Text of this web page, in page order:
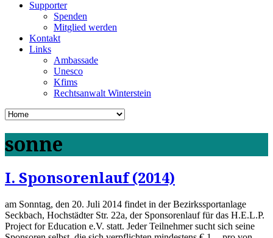
Supporter
Spenden
Mitglied werden
Kontakt
Links
Ambassade
Unesco
Kfims
Rechtsanwalt Winterstein
sonne
I. Sponsorenlauf (2014)
am Sonntag, den 20. Juli 2014 findet in der Bezirkssportanlage
Seckbach, Hochstädter Str. 22a, der Sponsorenlauf für das H.E.L.P.
Project for Education e.V. statt. Jeder Teilnehmer sucht sich seine